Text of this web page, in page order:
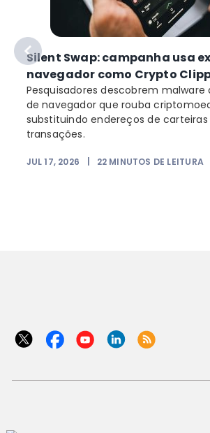
Silent Swap: campanha usa
navegador como Crypto
Pesquisadores descobrem malware
de navegador que rouba
substituindo endereços de
transações.
JUL 17, 2026 22 MINUTOS DE LEITURA